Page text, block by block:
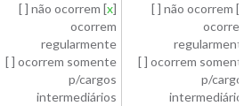
[ ] não ocorrem [x]
ocorrem
regularmente
[ ] ocorrem somente
p/cargos
intermediários
[ ] não ocorrem [
ocorrem
regularmente
[ ] ocorrem somente
p/cargos
intermediários